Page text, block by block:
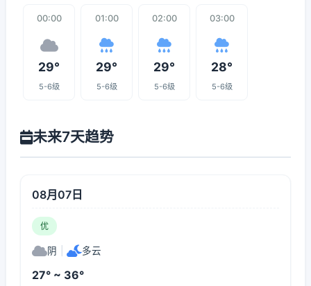
00:00
29°
5-6级
01:00
29°
5-6级
02:00
29°
5-6级
03:00
28°
5-6级
未来7天趋势
08月07日
优
阴 多云
27° ~ 36°